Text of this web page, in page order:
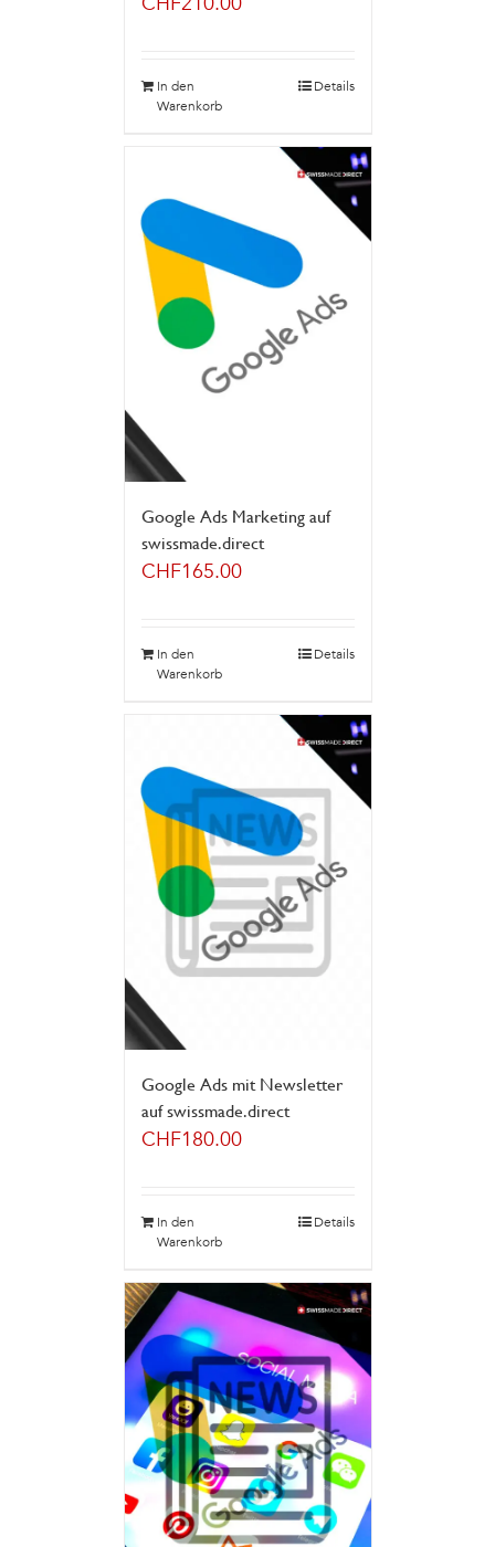
In den
Warenkorb
Details
Google Ads Marketing auf
swissmade.direct
CHF165.00
In den
Warenkorb
Details
Google Ads mit Newsletter
auf swissmade.direct
CHF180.00
In den
Warenkorb
Details